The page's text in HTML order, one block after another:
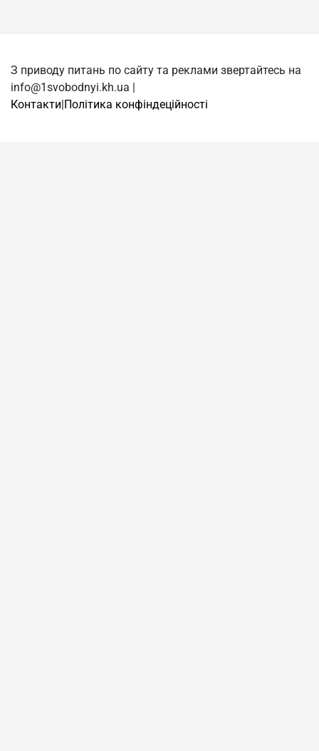
З приводу питань по сайту та реклами звертайтесь на
info@1svobodnyi.kh.ua |
Контакти|Політика конфіндеційності